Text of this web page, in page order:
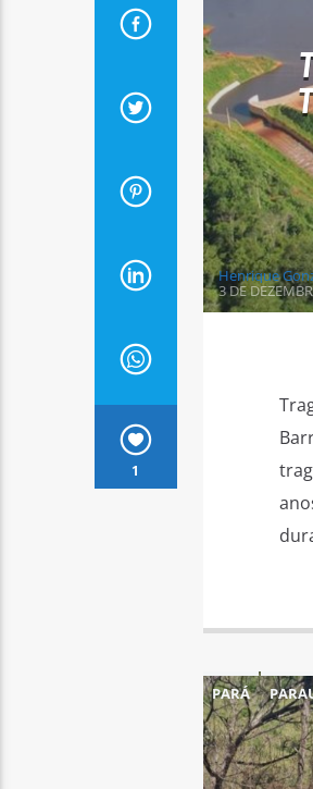
1
Henrique
3 DE
PARÁ